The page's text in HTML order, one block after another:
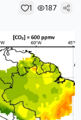
1 187